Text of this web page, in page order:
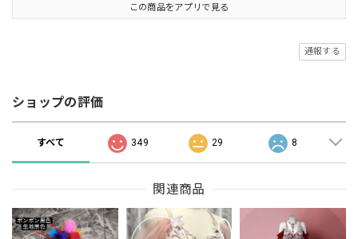
この商品をアプリで見る
通報する
ショップの評価
すべて 349 29 8
関連商品